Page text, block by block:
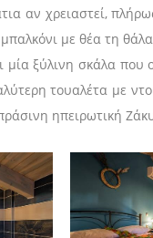
αν χρειαστεί,
με θέα τη
μία ξύλινη σκάλα
τουαλέτα με
ηπειρωτική